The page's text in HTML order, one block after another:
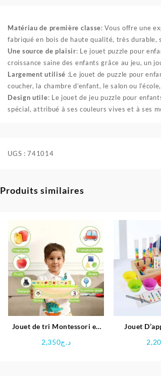
Matériau de première classe: Vous offre une
fabriqué en bois de haute qualité, très durable,
Une source de plaisir: Le jouet puzzle pour
croissance saine des enfants grâce au jeu, un
Largement utilisé :Le jouet de puzzle pour
coucher, la chambre d’enfant, le salon ou
Design utile: Le jouet de jeu puzzle pour
spécial, attribué à ses couleurs vives et à ses
UGS :741014
Produits similaires
Jouet de tri Montessori en
د.ج2,350
Jouet